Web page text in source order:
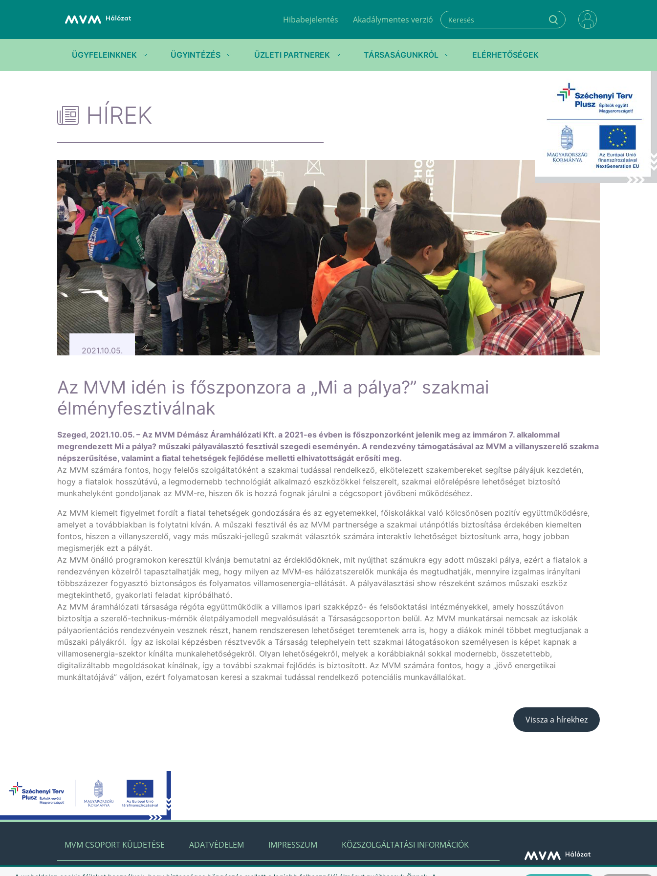
Hibabejelentés Akadálymentes verzió
ÜGYFELEINKNEK ÜGYINTÉZÉS ÜZLETI PARTNEREK TÁRSASÁGUNKRÓL ELÉRHETŐSÉGEK
HÍREK
2021.10.05.
Az MVM idén is főszponzora a „Mi a pálya?” szakmai
élményfesztiválnak
Szeged, 2021.10.05. – Az MVM Démász Áramhálózati Kft. a 2021-es évben is főszponzorként jelenik meg az immáron 7. alkalommal
megrendezett Mi a pálya? műszaki pályaválasztó fesztivál szegedi eseményén. A rendezvény támogatásával az MVM a villanyszerelő szakma
népszerűsítése, valamint a fiatal tehetségek fejlődése melletti elhivatottságát erősíti meg.
Az MVM számára fontos, hogy felelős szolgáltatóként a szakmai tudással rendelkező, elkötelezett szakembereket segítse pályájuk kezdetén,
hogy a fiatalok hosszútávú, a legmodernebb technológiát alkalmazó eszközökkel felszerelt, szakmai előrelépésre lehetőséget biztosító
munkahelyként gondoljanak az MVM-re, hiszen ők is hozzá fognak járulni a cégcsoport jövőbeni működéséhez.
Az MVM kiemelt figyelmet fordít a fiatal tehetségek gondozására és az egyetemekkel, főiskolákkal való kölcsönösen pozitív együttműködésre,
amelyet a továbbiakban is folytatni kíván. A műszaki fesztivál és az MVM partnersége a szakmai utánpótlás biztosítása érdekében kiemelten
fontos, hiszen a villanyszerelő, vagy más műszaki-jellegű szakmát választók számára interaktív lehetőséget biztosítunk arra, hogy jobban
megismerjék ezt a pályát.
Az MVM önálló programokon keresztül kívánja bemutatni az érdeklődőknek, mit nyújthat számukra egy adott műszaki pálya, ezért a fiatalok a
rendezvényen közelről tapasztalhatják meg, hogy milyen az MVM-es hálózatszerelők munkája és megtudhatják, mennyire izgalmas irányítani
többszázezer fogyasztó biztonságos és folyamatos villamosenergia-ellátását. A pályaválasztási show részeként számos műszaki eszköz
megtekinthető, gyakorlati feladat kipróbálható.
Az MVM áramhálózati társasága régóta együttműködik a villamos ipari szakképző- és felsőoktatási intézményekkel, amely hosszútávon
biztosítja a szerelő-technikus-mérnök életpályamodell megvalósulását a Társaságcsoporton belül. Az MVM munkatársai nemcsak az iskolák
pályaorientációs rendezvényein vesznek részt, hanem rendszeresen lehetőséget teremtenek arra is, hogy a diákok minél többet megtudjanak a
műszaki pályákról. Így az iskolai képzésben résztvevők a Társaság telephelyein tett szakmai látogatásokon személyesen is képet kapnak a
villamosenergia-szektor kínálta munkalehetőségekről. Olyan lehetőségekről, melyek a korábbiaknál sokkal modernebb, összetettebb,
digitalizáltabb megoldásokat kínálnak, így a további szakmai fejlődés is biztosított. Az MVM számára fontos, hogy a „jövő energetikai
munkáltatójává” váljon, ezért folyamatosan keresi a szakmai tudással rendelkező potenciális munkavállalókat.
Vissza a hírekhez
MVM CSOPORT KÜLDETÉSE ADATVÉDELEM IMPRESSZUM KÖZSZOLGÁLTATÁSI INFORMÁCIÓK
© 2021 MVM